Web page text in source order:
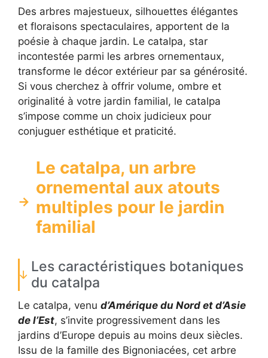
Des arbres majestueux, silhouettes élégantes
et floraisons spectaculaires, apportent de la
poésie à chaque jardin. Le catalpa, star
incontestée parmi les arbres ornementaux,
transforme le décor extérieur par sa générosité.
Si vous cherchez à offrir volume, ombre et
originalité à votre jardin familial, le catalpa
s’impose comme un choix judicieux pour
conjuguer esthétique et praticité.
Le catalpa, un arbre
ornemental aux atouts
multiples pour le jardin
familial
Les caractéristiques botaniques
du catalpa
Le catalpa, venu d’Amérique du Nord et d’Asie
de l’Est, s’invite progressivement dans les
jardins d’Europe depuis au moins deux siècles.
Issu de la famille des Bignoniacées, cet arbre